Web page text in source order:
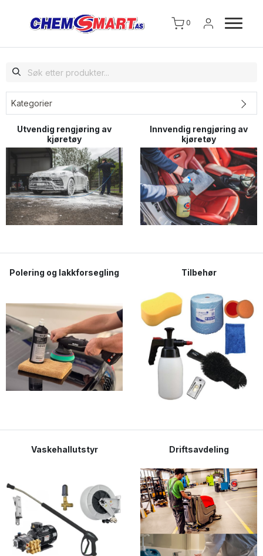
0
Kategorier
Utvendig rengjøring av
kjøretøy
Innvendig rengjøring av
kjøretøy
Polering og lakkforsegling Tilbehør
Vaskehallutstyr Driftsavdeling